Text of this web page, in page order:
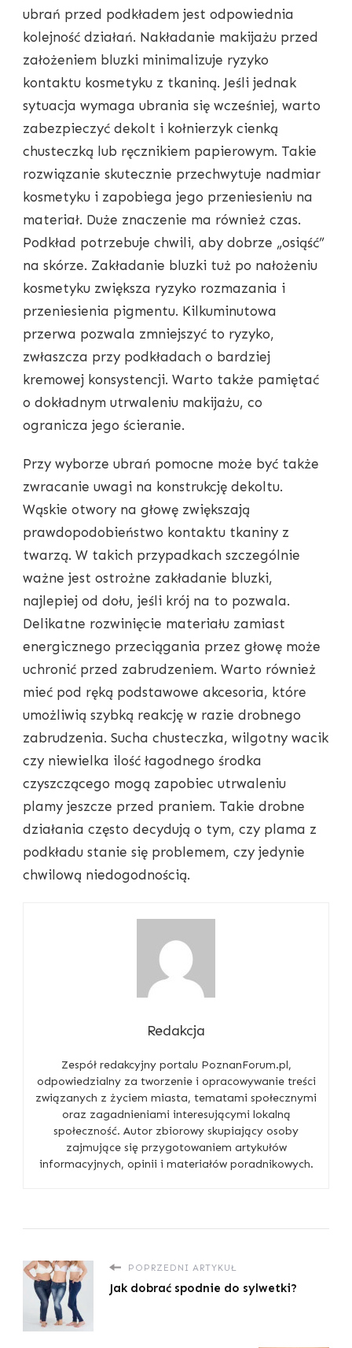
ubrań przed podkładem jest odpowiednia
kolejność działań. Nakładanie makijażu przed
założeniem bluzki minimalizuje ryzyko
kontaktu kosmetyku z tkaniną. Jeśli jednak
sytuacja wymaga ubrania się wcześniej, warto
zabezpieczyć dekolt i kołnierzyk cienką
chusteczką lub ręcznikiem papierowym. Takie
rozwiązanie skutecznie przechwytuje nadmiar
kosmetyku i zapobiega jego przeniesieniu na
materiał. Duże znaczenie ma również czas.
Podkład potrzebuje chwili, aby dobrze „osiąść”
na skórze. Zakładanie bluzki tuż po nałożeniu
kosmetyku zwiększa ryzyko rozmazania i
przeniesienia pigmentu. Kilkuminutowa
przerwa pozwala zmniejszyć to ryzyko,
zwłaszcza przy podkładach o bardziej
kremowej konsystencji. Warto także pamiętać
o dokładnym utrwaleniu makijażu, co
ogranicza jego ścieranie.
Przy wyborze ubrań pomocne może być także
zwracanie uwagi na konstrukcję dekoltu.
Wąskie otwory na głowę zwiększają
prawdopodobieństwo kontaktu tkaniny z
twarzą. W takich przypadkach szczególnie
ważne jest ostrożne zakładanie bluzki,
najlepiej od dołu, jeśli krój na to pozwala.
Delikatne rozwinięcie materiału zamiast
energicznego przeciągania przez głowę może
uchronić przed zabrudzeniem. Warto również
mieć pod ręką podstawowe akcesoria, które
umożliwią szybką reakcję w razie drobnego
zabrudzenia. Sucha chusteczka, wilgotny wacik
czy niewielka ilość łagodnego środka
czyszczącego mogą zapobiec utrwaleniu
plamy jeszcze przed praniem. Takie drobne
działania często decydują o tym, czy plama z
podkładu stanie się problemem, czy jedynie
chwilową niedogodnością.
Redakcja
Zespół redakcyjny portalu PoznanForum.pl,
odpowiedzialny za tworzenie i opracowywanie treści
związanych z życiem miasta, tematami społecznymi
oraz zagadnieniami interesującymi lokalną
społeczność. Autor zbiorowy skupiający osoby
zajmujące się przygotowaniem artykułów
informacyjnych, opinii i materiałów poradnikowych.
POPRZEDNI ARTYKUŁ
Jak dobrać spodnie do sylwetki?